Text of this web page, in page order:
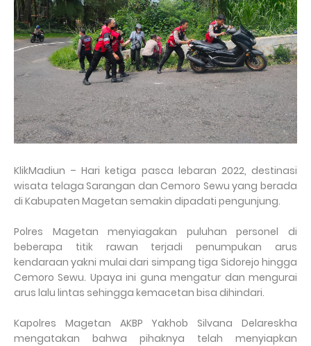
KlikMadiun – Hari ketiga pasca lebaran 2022, destinasi
wisata telaga Sarangan dan Cemoro Sewu yang berada
di Kabupaten Magetan semakin dipadati pengunjung.
Polres Magetan menyiagakan puluhan personel di
beberapa titik rawan terjadi penumpukan arus
kendaraan yakni mulai dari simpang tiga Sidorejo hingga
Cemoro Sewu. Upaya ini guna mengatur dan mengurai
arus lalu lintas sehingga kemacetan bisa dihindari.
Kapolres Magetan AKBP Yakhob Silvana Delareskha
mengatakan bahwa pihaknya telah menyiapkan